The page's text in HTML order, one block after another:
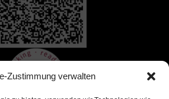
Zustimmung verwalten